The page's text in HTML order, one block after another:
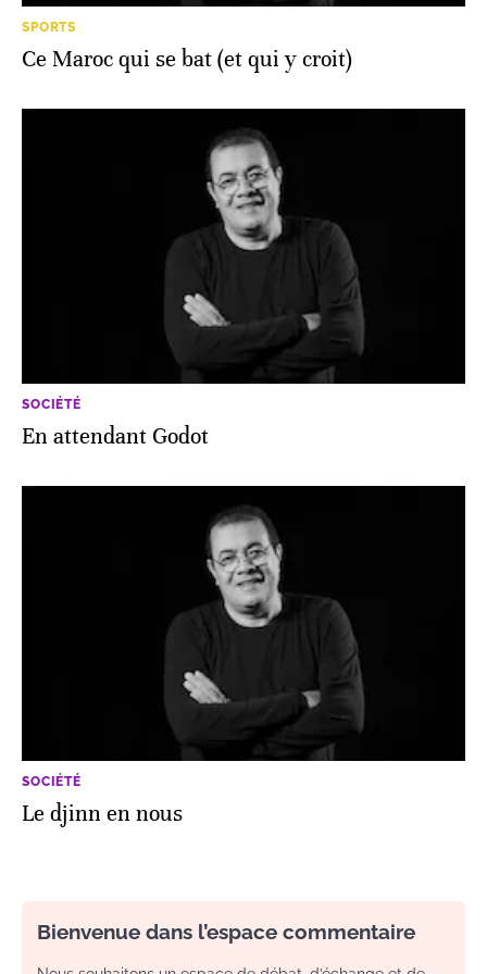
SPORTS
Ce Maroc qui se bat (et qui y croit)
SOCIÉTÉ
En attendant Godot
SOCIÉTÉ
Le djinn en nous
Bienvenue dans l’espace commentaire